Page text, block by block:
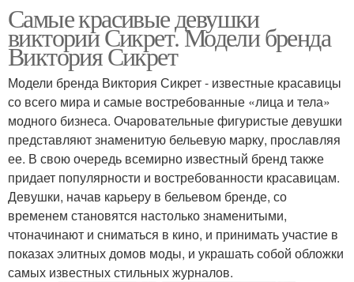
Самые красивые девушки
виктории Сикрет. Модели бренда
Виктория Сикрет
Модели бренда Виктория Сикрет - известные красавицы
со всего мира и самые востребованные «лица и тела»
модного бизнеса. Очаровательные фигуристые девушки
представляют знаменитую бельевую марку, прославляя
ее. В свою очередь всемирно известный бренд также
придает популярности и востребованности красавицам.
Девушки, начав карьеру в бельевом бренде, со
временем становятся настолько знаменитыми,
чтоначинают и сниматься в кино, и принимать участие в
показах элитных домов моды, и украшать собой обложки
самых известных стильных журналов.